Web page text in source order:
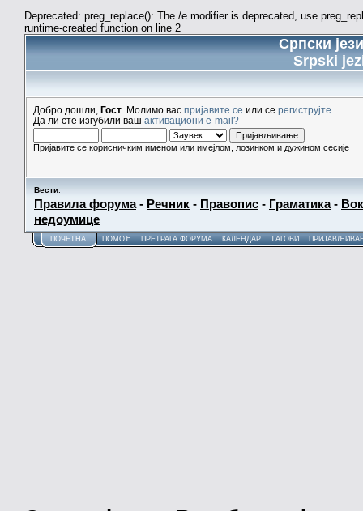
Deprecated: preg_replace(): The /e modifier is deprecated, use
runtime-created function on line 2
Српски
Srpski
Добро дошли, Гост . Молимо вас пријавите се или се региструјте
Да ли сте изгубили ваш активациони e-mail?
Пријавите се корисничким именом или имејлом, лозинком и дужином сесије
Вести:
Правила форума- Речник - Правопис - Граматика-
недоумице
ПОЧЕТНА ПОМОЋ ПРЕТРАГА ФОРУМА КАЛЕНДАР ТАГОВИ